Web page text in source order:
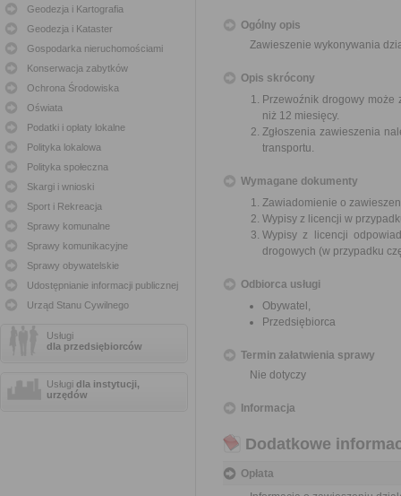
Geodezja i Kartografia
Geodezja i Kataster
Gospodarka nieruchomościami
Konserwacja zabytków
Ochrona Środowiska
Oświata
Podatki i opłaty lokalne
Polityka lokalowa
Polityka społeczna
Skargi i wnioski
Sport i Rekreacja
Sprawy komunalne
Sprawy komunikacyjne
Sprawy obywatelskie
Udostępnianie informacji publicznej
Urząd Stanu Cywilnego
Usługi
dla przedsiębiorców
Usługi dla instytucji,
urzędów
Ogólny opis
Zawieszenie wykonywania
Opis skrócony
Przewoźnik drogowy może
niż 12 miesięcy.
Zgłoszenia zawieszenia
transportu.
Wymagane dokumenty
Zawiadomienie o
Wypisy z licencji w
Wypisy z licencji
drogowych (w przypadku
Odbiorca usługi
Obywatel,
Przedsiębiorca
Termin załatwienia sprawy
Nie dotyczy
Informacja
Dodatkowe
Opłata